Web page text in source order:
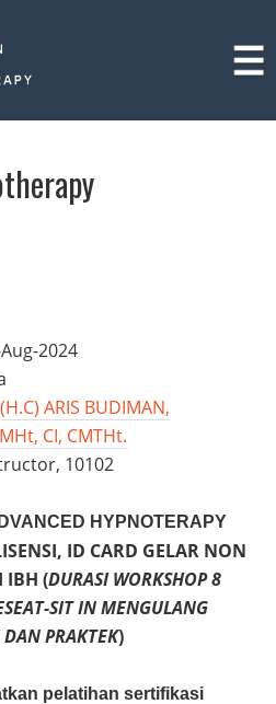
2024
ARIS BUDIMAN,
CI, CMTHt.
10102
HYPNOTERAPY
ID CARD GELAR NON
IBH (DURASI WORKSHOP 8
SIT IN MENGULANG
PRAKTEK)
pelatihan sertifikasi